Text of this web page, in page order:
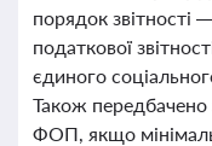
порядок звітності
податкової
єдиного
Також передбачено
ФОП, якщо